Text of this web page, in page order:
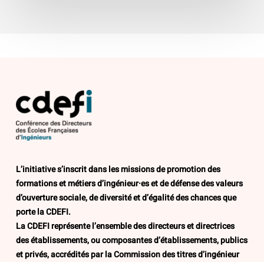
L’initiative s’inscrit dans les missions de promotion des
formations et métiers d’ingénieur·es et de défense des valeurs
d’ouverture sociale, de diversité et d’égalité des chances que
porte la CDEFI.
La CDEFI représente l’ensemble des directeurs et directrices
des établissements, ou composantes d’établissements, publics
et privés, accrédités par la Commission des titres d’ingénieur